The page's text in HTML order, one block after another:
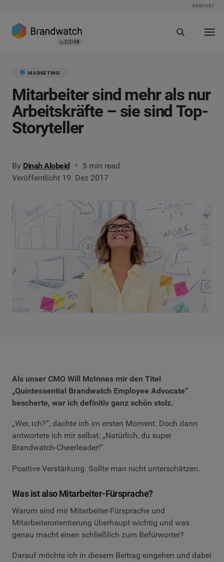
KONTAKT
MARKETING
Mitarbeiter sind mehr als nur
Arbeitskräfte – sie sind Top-
Storyteller
By Dinah Alobeid
5 min read
Veröffentlicht 19. Dez 2017
Als unser CMO Will McInnes mir den Titel
„Quintessential Brandwatch Employee Advocate“
bescherte, war ich definitiv ganz schön stolz.
„Wer, ich?“, dachte ich im ersten Moment. Doch dann
antwortete ich mir selbst: „Natürlich, du super
Brandwatch-Cheerleader!“
Positive Verstärkung. Sollte man nicht unterschätzen.
Was ist also Mitarbeiter-Fürsprache?
Warum sind mir Mitarbeiter-Fürsprache und
Mitarbeiterorientierung überhaupt wichtig und was
genau macht einen schließlich zum Befürworter?
Darauf möchte ich in diesem Beitrag eingehen und dabei